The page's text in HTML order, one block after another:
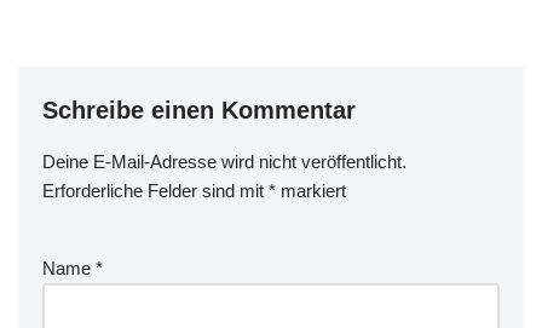
Schreibe einen Kommentar
Deine E-Mail-Adresse wird nicht veröffentlicht.
Erforderliche Felder sind mit * markiert
Name *